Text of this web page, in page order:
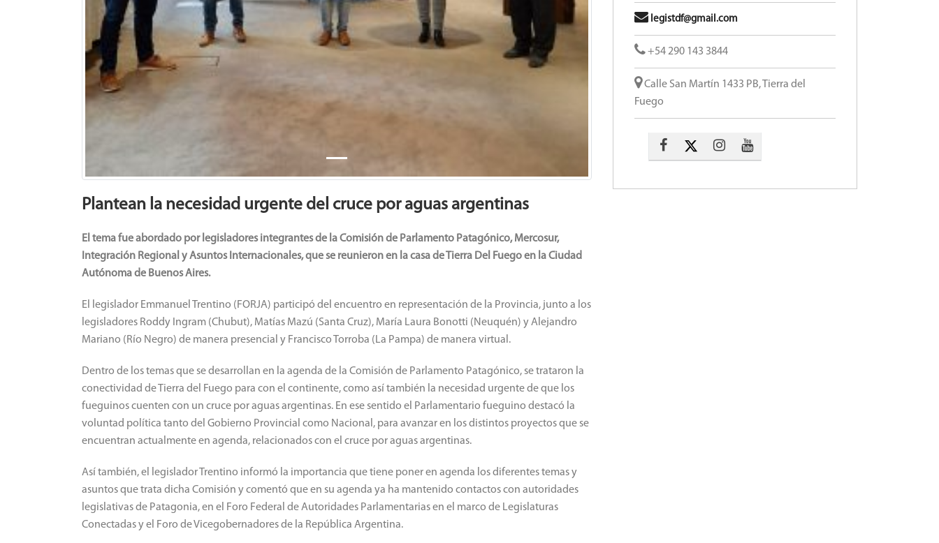
Plantean la necesidad urgente del cruce por aguas argentinas
El tema fue abordado por legisladores integrantes de la Comisión de Parlamento Patagónico, Mercosur,
Integración Regional y Asuntos Internacionales, que se reunieron en la casa de Tierra Del Fuego en la Ciudad
Autónoma de Buenos Aires.
El legislador Emmanuel Trentino (FORJA) participó del encuentro en representación de la Provincia, junto a los
legisladores Roddy Ingram (Chubut), Matías Mazú (Santa Cruz), María Laura Bonotti (Neuquén) y Alejandro
Mariano (Río Negro) de manera presencial y Francisco Torroba (La Pampa) de manera virtual.
Dentro de los temas que se desarrollan en la agenda de la Comisión de Parlamento Patagónico, se trataron la
conectividad de Tierra del Fuego para con el continente, como así también la necesidad urgente de que los
fueguinos cuenten con un cruce por aguas argentinas. En ese sentido el Parlamentario fueguino destacó la
voluntad política tanto del Gobierno Provincial como Nacional, para avanzar en los distintos proyectos que se
encuentran actualmente en agenda, relacionados con el cruce por aguas argentinas.
Así también, el legislador Trentino informó la importancia que tiene poner en agenda los diferentes temas y
asuntos que trata dicha Comisión y comentó que en su agenda ya ha mantenido contactos con autoridades
legislativas de Patagonia, en el Foro Federal de Autoridades Parlamentarias en el marco de Legislaturas
Conectadas y el Foro de Vicegobernadores de la República Argentina.
legistdf@gmail.com
+54 290 143 3844
Calle San Martín 1433 PB, Tierra del
Fuego